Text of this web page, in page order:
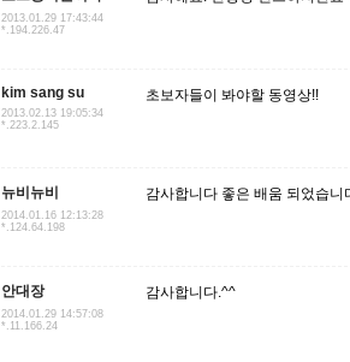
2013.01.29 17:43:44
*.194.226.47
kim sang su
2013.02.13 19:05:34
*.223.2.145
초보자들이 봐야할 동영상!!
뉴비뉴비
2014.01.16 12:13:28
*.124.64.198
감사합니다 좋은 배움 되었습니
안대장
2014.01.29 14:57:08
*.11.166.24
감사합니다.^^